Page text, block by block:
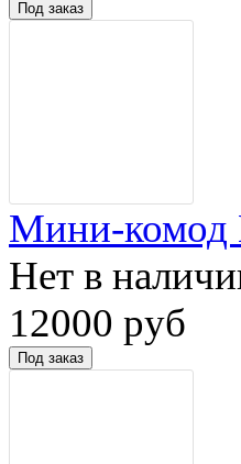
Мини-комод
Нет в
12000 руб